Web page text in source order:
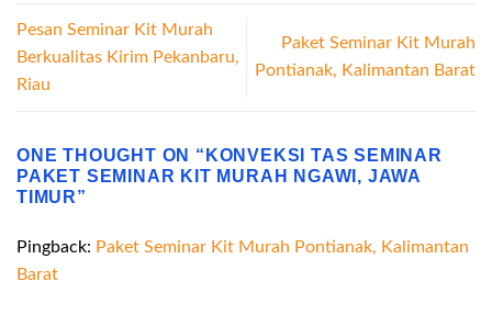
Pesan Seminar Kit Murah
Berkualitas Kirim Pekanbaru,
Riau
Paket Seminar Kit Murah
Pontianak, Kalimantan Barat
ONE THOUGHT ON “ KONVEKSI TAS SEMINAR
PAKET SEMINAR KIT MURAH NGAWI, JAWA
TIMUR”
Pingback: Paket Seminar Kit Murah Pontianak, Kalimantan
Barat